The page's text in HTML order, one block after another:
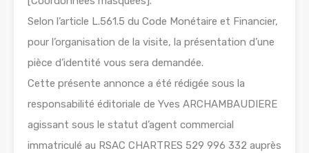
Selon l’article L.561.5 du Code Monétaire et Financier,
pour l’organisation de la visite, la présentation d’une
pièce d’identité vous sera demandée.
Cette présente annonce a été rédigée sous la
responsabilité éditoriale de Yves ARCHAMBAUDIERE
agissant sous le statut d’agent commercial
immatriculé au RSAC CHARTRES 529 996 332 auprès